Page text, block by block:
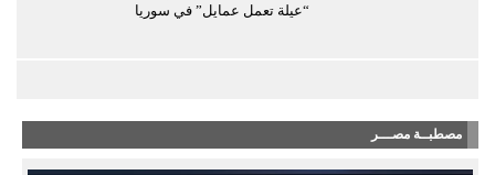
“عيلة تعمل عمايل” في سوريا
مصطبــة مصـــر